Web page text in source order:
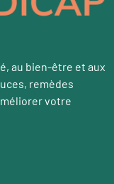
au bien-être et aux
remèdes
votre